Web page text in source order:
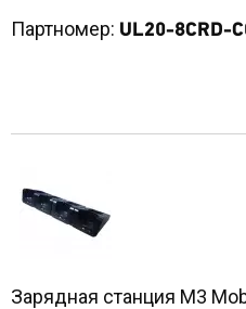
Партномер: UL20-8CRD-
Зарядная станция M3